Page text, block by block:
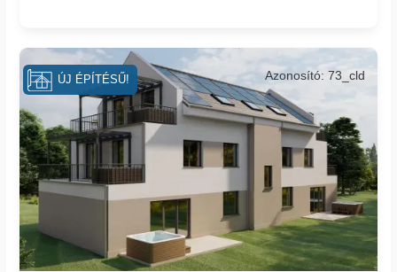
Azonosító: 73_cld
ÚJ ÉPÍTÉSŰ!